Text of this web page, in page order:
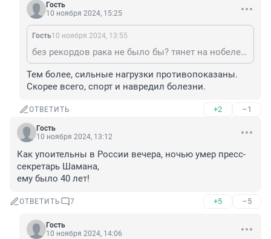
Гость
10 ноября 2024, 15:25
Гость10 ноября 2024, 13:55
без рекордов рака не было бы? тянет на нобелевку
Тем более, сильные нагрузки противопоказаны.
Скорее всего, спорт и навредил болезни.
ОТВЕТИТЬ +2 –1
Гость
10 ноября 2024, 13:12
Как упоительны в России вечера, ночью умер пресс-
секретарь Шамана,
ему было 40 лет!
ОТВЕТИТЬ 7 +5 –5
Гость
10 ноября 2024, 14:06